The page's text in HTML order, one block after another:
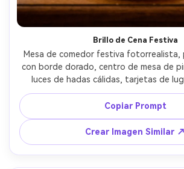
Brillo de Cena Festiva
Mesa de comedor festiva fotorrealista,
con borde dorado, centro de mesa de
luces de hadas cálidas, tarjetas de
fondo desenfocado tipo bokeh,
cálida, Canon R5 50mm f/1.2, tonos
reflejos realistas en las copas
Copiar Prompt
Crear Imagen Similar ↗